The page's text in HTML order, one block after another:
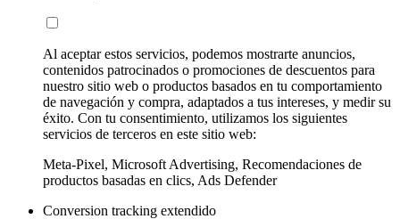
Al aceptar estos servicios, podemos mostrarte anuncios,
contenidos patrocinados o promociones de descuentos para
nuestro sitio web o productos basados en tu comportamiento
de navegación y compra, adaptados a tus intereses, y medir su
éxito. Con tu consentimiento, utilizamos los siguientes
servicios de terceros en este sitio web:
Meta-Pixel, Microsoft Advertising, Recomendaciones de
productos basadas en clics, Ads Defender
Conversion tracking extendido